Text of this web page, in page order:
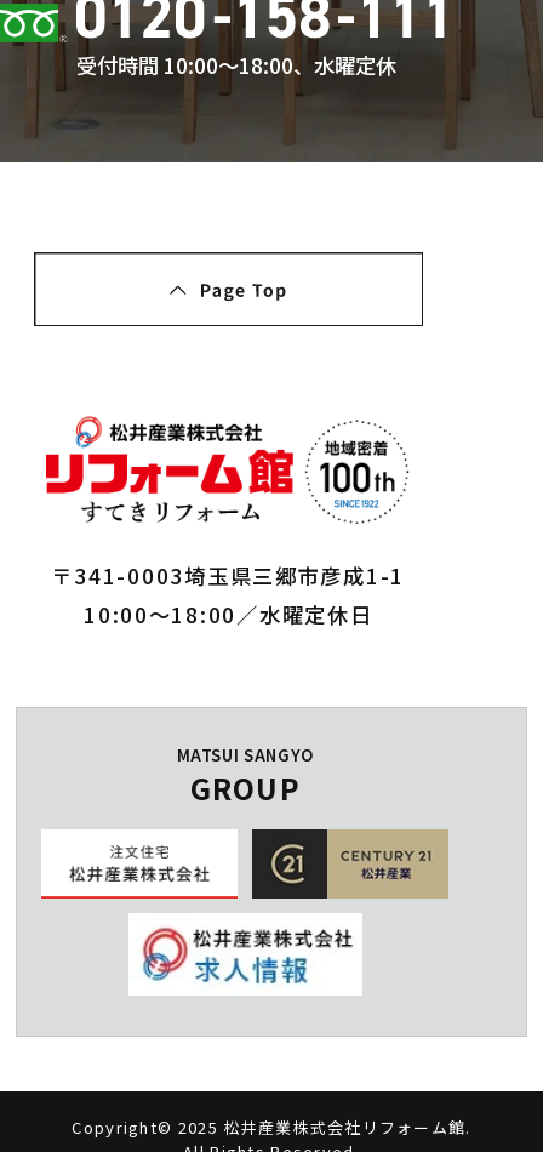
受付時間 10:00〜18:00、水曜定休
〒341-0003埼玉県三郷市彦成1-1
10:00～18:00／水曜定休日
MATSUI SANGYO
GROUP
Copyright© 2025 松井産業株式会社リフォーム館.